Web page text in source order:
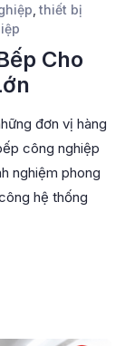
,thiết bị
Cho
đơn vị hàng
công nghiệp
nghiệm phong
hệ thống